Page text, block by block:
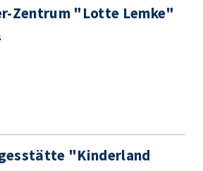
Zentrum "Lotte Lemke"
"Kinderland